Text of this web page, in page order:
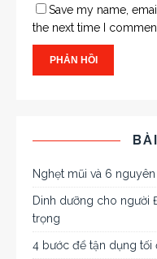
Save my name,
the next time I
Nghẹt mũi và 6
Dinh dưỡng cho người
trọng
4 bước để tận dụng tối